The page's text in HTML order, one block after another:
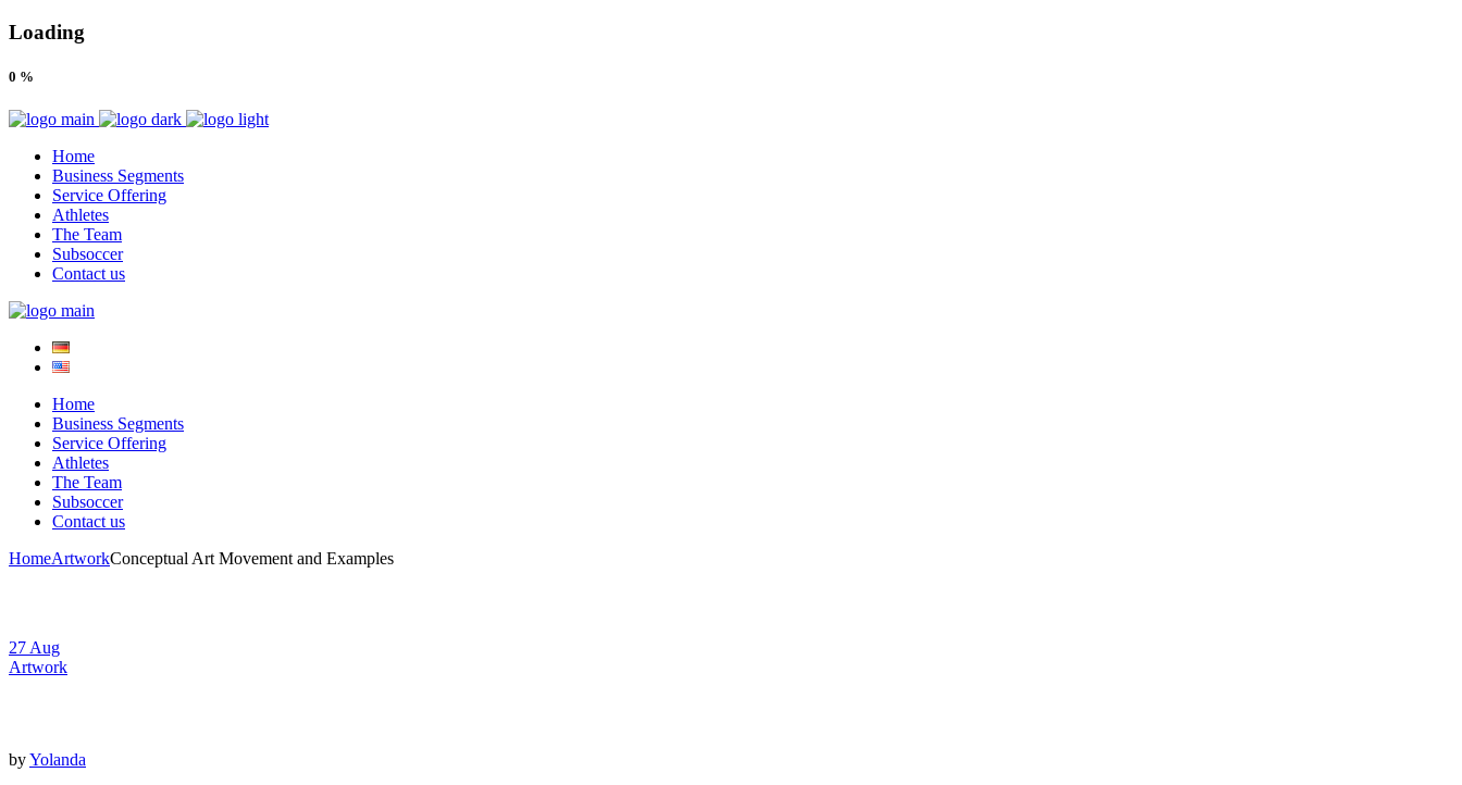
Loading
0 %
Home
Business Segments
Service Offering
Athletes
The Team
Subsoccer
Contact us
Home
Business Segments
Service Offering
Athletes
The Team
Subsoccer
Contact us
HomeArtworkConceptual Art Movement and Examples
27 Aug
Artwork
byYolanda